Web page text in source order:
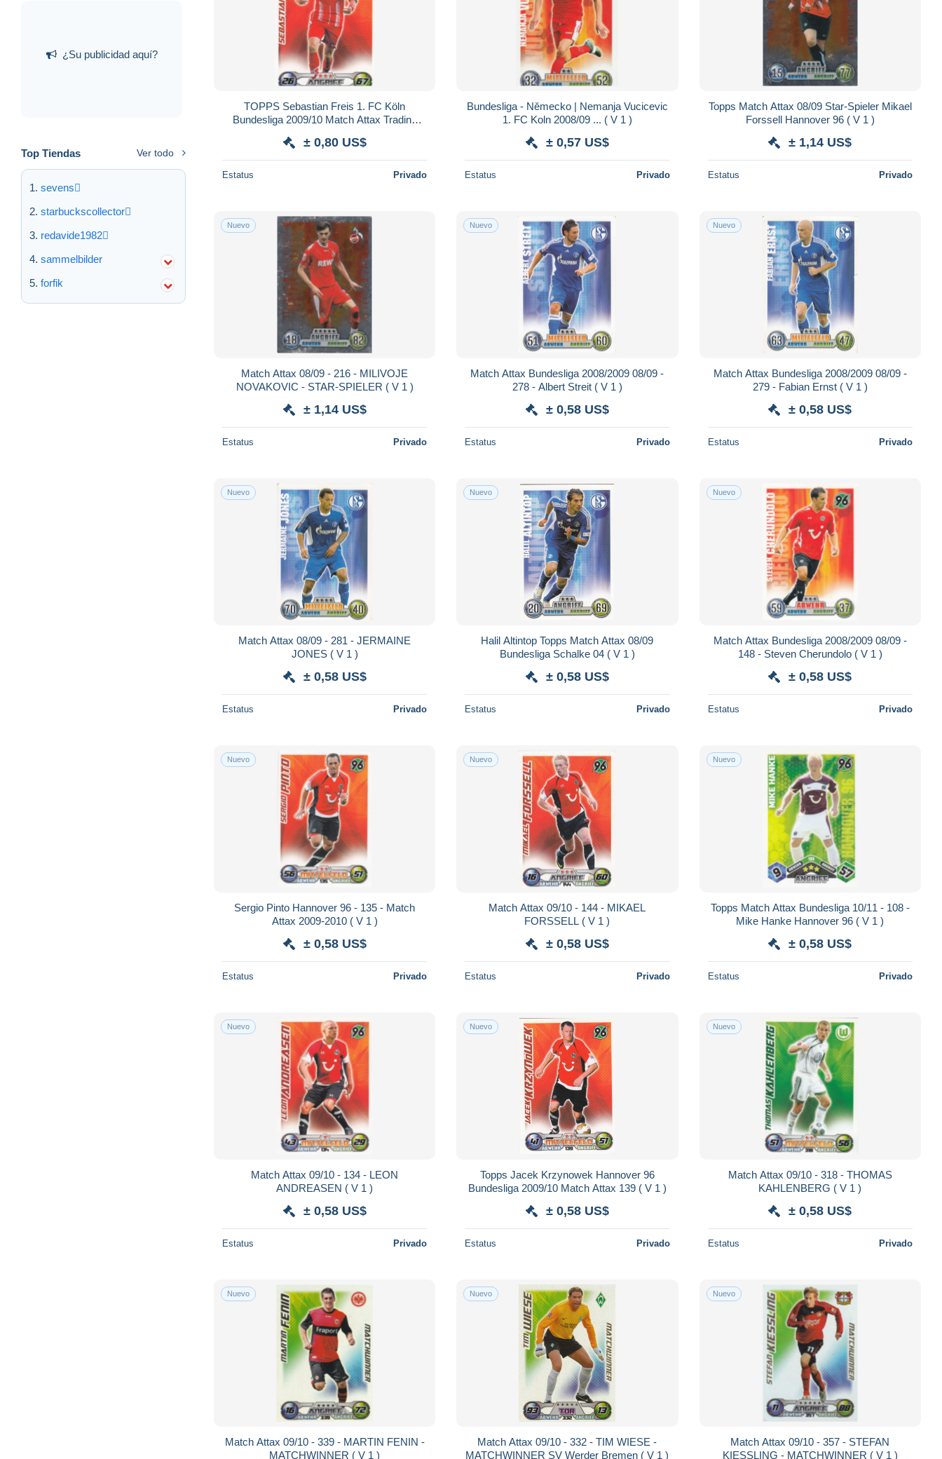
¿Su publicidad aquí?
Top Tiendas Ver todo
sevens
starbuckscollector
redavide1982
sammelbilder
forfik
TOPPS Sebastian Freis 1. FC Köln
Bundesliga 2009/10 Match Attax Trading
± 0,80 US$
Estatus Privado
Bundesliga - Německo | Nemanja Vucicevic
1. FC Koln 2008/09 ... ( V 1 )
± 0,57 US$
Estatus Privado
Topps Match Attax 08/09 Star-Spieler Mikael
Forssell Hannover 96 ( V 1 )
± 1,14 US$
Estatus Privado
Nuevo
Match Attax 08/09 - 216 - MILIVOJE
NOVAKOVIC - STAR-SPIELER ( V 1 )
± 1,14 US$
Estatus Privado
Nuevo
Match Attax Bundesliga 2008/2009 08/09 -
278 - Albert Streit ( V 1 )
± 0,58 US$
Estatus Privado
Nuevo
Match Attax Bundesliga 2008/2009 08/09 -
279 - Fabian Ernst ( V 1 )
± 0,58 US$
Estatus Privado
Nuevo
Match Attax 08/09 - 281 - JERMAINE
JONES ( V 1 )
± 0,58 US$
Estatus Privado
Nuevo
Halil Altintop Topps Match Attax 08/09
Bundesliga Schalke 04 ( V 1 )
± 0,58 US$
Estatus Privado
Nuevo
Match Attax Bundesliga 2008/2009 08/09 -
148 - Steven Cherundolo ( V 1 )
± 0,58 US$
Estatus Privado
Nuevo
Sergio Pinto Hannover 96 - 135 - Match
Attax 2009-2010 ( V 1 )
± 0,58 US$
Estatus Privado
Nuevo
Match Attax 09/10 - 144 - MIKAEL
FORSSELL ( V 1 )
± 0,58 US$
Estatus Privado
Nuevo
Topps Match Attax Bundesliga 10/11 - 108 -
Mike Hanke Hannover 96 ( V 1 )
± 0,58 US$
Estatus Privado
Nuevo
Match Attax 09/10 - 134 - LEON
ANDREASEN ( V 1 )
± 0,58 US$
Estatus Privado
Nuevo
Topps Jacek Krzynowek Hannover 96
Bundesliga 2009/10 Match Attax 139 ( V 1 )
± 0,58 US$
Estatus Privado
Nuevo
Match Attax 09/10 - 318 - THOMAS
KAHLENBERG ( V 1 )
± 0,58 US$
Estatus Privado
Nuevo
Match Attax 09/10 - 339 - MARTIN FENIN -
MATCHWINNER ( V 1 )
Nuevo
Match Attax 09/10 - 332 - TIM WIESE -
MATCHWINNER SV Werder Bremen ( V 1 )
Nuevo
Match Attax 09/10 - 357 - STEFAN
KIESSLING - MATCHWINNER ( V 1 )